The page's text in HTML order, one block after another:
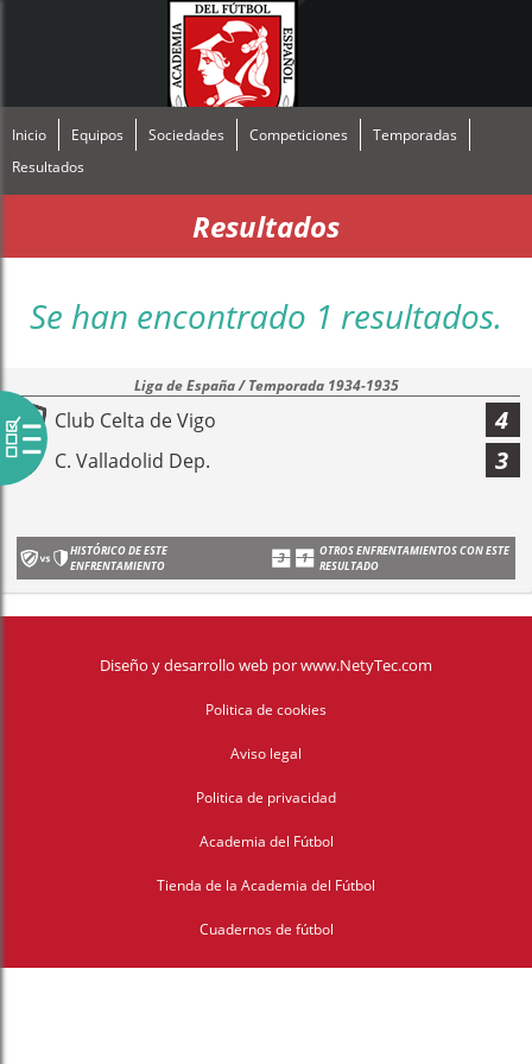
Inicio Equipos Sociedades Competiciones
Temporadas
Resultados
Resultados
Se han encontrado 1 resultados.
Liga de España / Temporada 1934-1935
Club Celta de Vigo 4
C. Valladolid Dep. 3
HISTÓRICO DE ESTE
ENFRENTAMIENTO
OTROS ENFRENTAMIENTOS CON ESTE
RESULTADO
Diseño y desarrollo web porwww.NetyTec.com
Politica de cookies
Aviso legal
Politica de privacidad
Academia del Fútbol
Tienda de la Academia del Fútbol
Cuadernos de fútbol